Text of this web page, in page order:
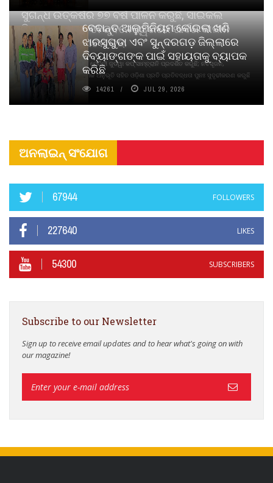
ସୁଗନ୍ଧ ଉତ୍କର୍ଷର ୭୭ ବର୍ଷ ପାଳନ କରୁଛି, ସାଇକଲ
ପିୟୋର୍‌ ଅଗରବତୀ ଭୁବନେଶ୍ୱରରେ ପାର୍ବଣ କାଳୀନ
ନବସୃଜନ ଉନ୍ମୋଚନ କଲା
ବାଉଁଶ ବିହୀନ କଠିନ ଧୂପ ଏବଂ ମେଦିନୀ ଜୁଡୱା କପ୍‌ ସାମ୍ବ୍ରାନି ପ୍ରଦର୍ଶିତ କରୁଛି; ନବସୃଜନ,
ଦୀର୍ଘସ୍ଥାୟିତା ଏବଂ ଆଧ୍ୟାତ୍ମିକ ଅନୁଭୂତି ସହିତ ଓଡ଼ିଶା ପ୍ରତି ପ୍ରତିବଦ୍ଧତା ପୁନଃ ସୁଦୃଢୀକରଣ କରୁଛି
ବେଦାନ୍ତ ଆଲୁମିନିୟମ କୋଇଲା ଖଣି
ଝାରସୁଗୁଡା ଏବଂ ସୁନ୍ଦରଗଡ଼ ଜିଲ୍ଲାରେ
ଦିବ୍ୟାଙ୍ଗଙ୍କ ପାଇଁ ସହାୟତାକୁ ବ୍ୟାପକ
କରିଛି
14261 JUL 29, 2026
ଅନଲାଇନ୍ ସଂଯୋଗ
67944 FOLLOWERS
227640 LIKES
54300 SUBSCRIBERS
Subscribe to our Newsletter
Sign up to receive email updates and to hear what's going on with
our magazine!